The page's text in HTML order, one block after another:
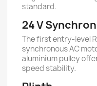
standard.
24 V
The first entry-level
synchronous AC
aluminium pulley
speed stability.